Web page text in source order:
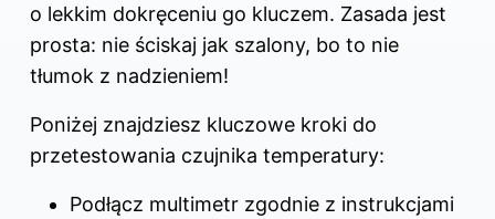
o lekkim dokręceniu go kluczem. Zasada jest
prosta: nie ściskaj jak szalony, bo to nie
tłumok z nadzieniem!
Poniżej znajdziesz kluczowe kroki do
przetestowania czujnika temperatury:
Podłącz multimetr zgodnie z instrukcjami